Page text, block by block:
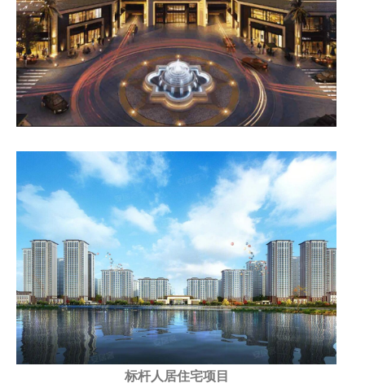
标杆人居住宅项目